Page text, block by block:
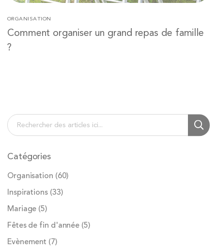
ORGANISATION
Comment organiser un grand repas de famille
?
Chercher
Catégories
Organisation (60)
Inspirations (33)
Mariage (5)
Fêtes de fin d'année (5)
Evènement (7)